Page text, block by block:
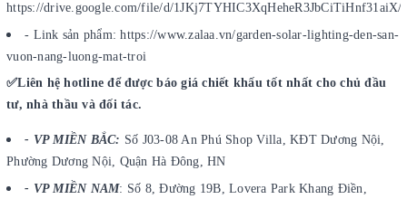
https://drive.google.com/file/d/1JKj7TYHIC3XqHeheR3JbCiTiHnf31aiX/
- Link sản phẩm: https://www.zalaa.vn/garden-solar-lighting-den-san-
vuon-nang-luong-mat-troi
✅Liên hệ hotline để được báo giá chiết khấu tốt nhất cho chủ đầu
tư, nhà thầu và đối tác.
- VP MIỀN BẮC: Số J03-08 An Phú Shop Villa, KĐT Dương Nội,
Phường Dương Nội, Quận Hà Đông, HN
- VP MIỀN NAM: Số 8, Đường 19B, Lovera Park Khang Điền,